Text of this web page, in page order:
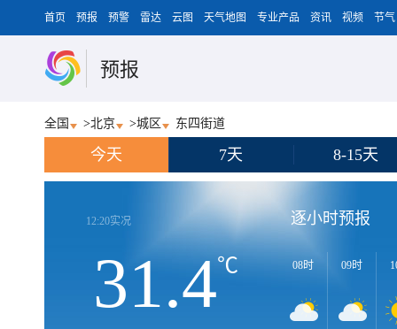
首页 预报 预警 雷达 云图 天气地图 专业产品 资讯 视频 节气
预报
全国 >北京 >城区 东四街道
今天 7天 8-15天
12:20实况
31.4℃
逐小时预报
08时 09时